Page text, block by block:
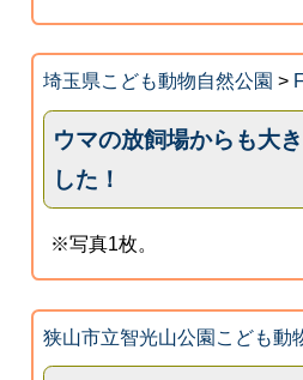
埼玉県こども動物自然公園 >
ウマの放飼場からも大
した！
※写真1枚。
狭山市立智光山公園こども動